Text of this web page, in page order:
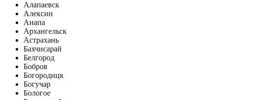
Алапаевск
Алексин
Анапа
Архангельск
Астрахань
Бахчисарай
Белгород
Бобров
Богородицк
Богучар
Бологое